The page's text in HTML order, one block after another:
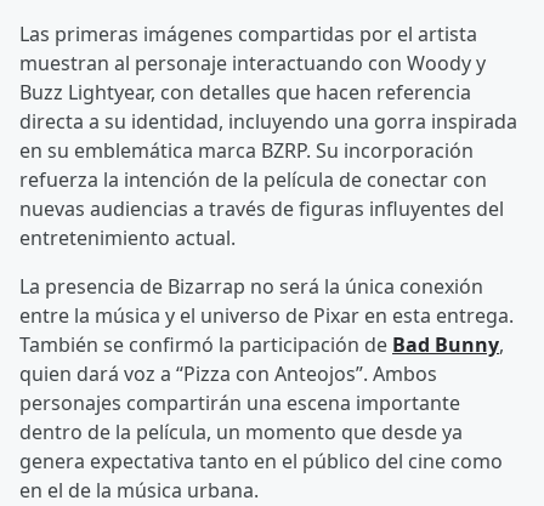
Las primeras imágenes compartidas por el artista
muestran al personaje interactuando con Woody y
Buzz Lightyear, con detalles que hacen referencia
directa a su identidad, incluyendo una gorra inspirada
en su emblemática marca BZRP. Su incorporación
refuerza la intención de la película de conectar con
nuevas audiencias a través de figuras influyentes del
entretenimiento actual.
La presencia de Bizarrap no será la única conexión
entre la música y el universo de Pixar en esta entrega.
También se confirmó la participación de Bad Bunny,
quien dará voz a “Pizza con Anteojos”. Ambos
personajes compartirán una escena importante
dentro de la película, un momento que desde ya
genera expectativa tanto en el público del cine como
en el de la música urbana.